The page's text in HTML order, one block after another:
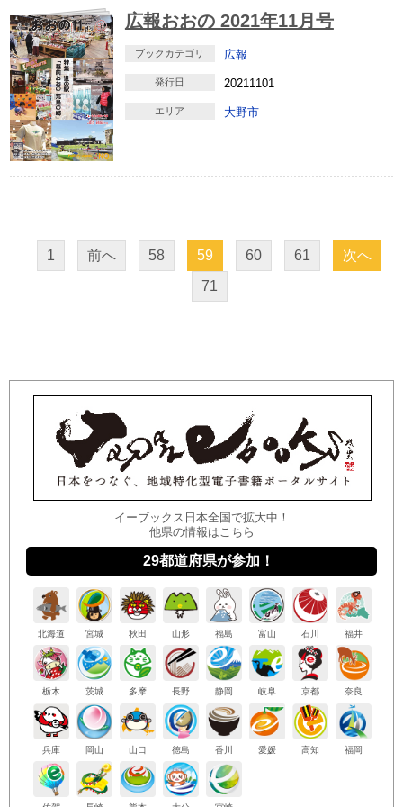
広報おおの 2021年11月号
ブックカテゴリ 広報
発行日 20211101
エリア 大野市
1 前へ 58 59 60 61
次へ
71
イーブックス日本全国で拡大中！
他県の情報はこちら
29都道府県が参加！
北海道 宮城 秋田 山形 福島 富山 石川 福井
栃木 茨城 多摩 長野 静岡 岐阜 京都 奈良
兵庫 岡山 山口 徳島 香川 愛媛 高知 福岡